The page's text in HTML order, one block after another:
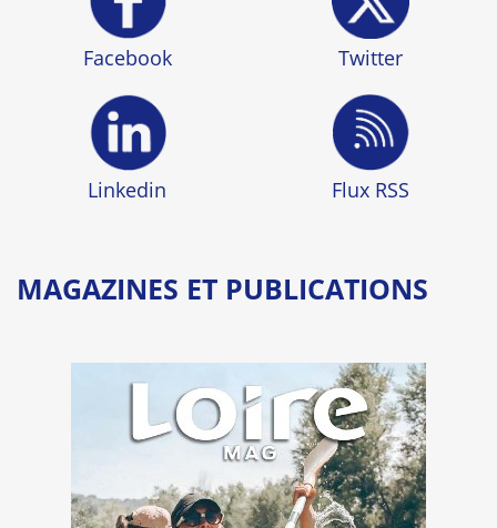
Facebook Twitter
Linkedin Flux RSS
MAGAZINES ET PUBLICATIONS